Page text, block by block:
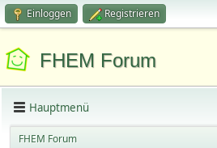
Einloggen Registrieren
FHEM Forum
Hauptmenü
FHEM Forum